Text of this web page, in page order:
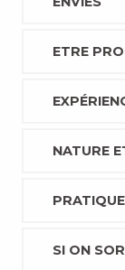
ETRE
NATURE
PRATIQUE
SI ON